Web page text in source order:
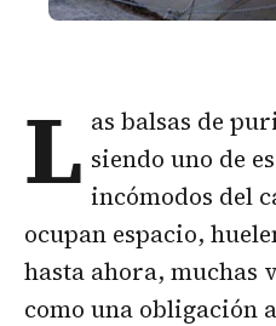
L as balsas de
siendo uno de
incómodos del
ocupan espacio,
hasta ahora, muchas
como una obligación